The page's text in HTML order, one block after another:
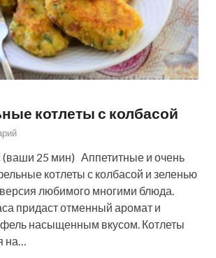
котлеты с колбасой
(ваши 25 мин) Аппетитные и очень
котлеты с колбасой и зеленью
любимого многими блюда.
придаст отменный аромат и
насыщенным вкусом. Котлеты
на…